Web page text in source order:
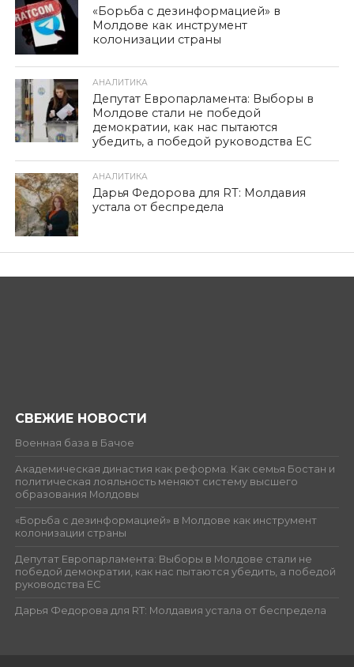
«Борьба с дезинформацией» в
Молдове как инструмент
колонизации страны
АНАЛИТИКА
Депутат Европарламента: Выборы в
Молдове стали не победой
демократии, как нас пытаются
убедить, а победой руководства ЕС
АНАЛИТИКА
Дарья Федорова для RT: Молдавия
устала от беспредела
СВЕЖИЕ НОВОСТИ
Военная база в Бачое
Академическая династия как реформа. Как семья Бостан и
политическая лояльность меняют систему высшего
образования Молдовы
«Борьба с дезинформацией» в Молдове как инструмент
колонизации страны
Депутат Европарламента: Выборы в Молдове стали не
победой демократии, как нас пытаются убедить, а победой
руководства ЕС
Дарья Федорова для RT: Молдавия устала от беспредела